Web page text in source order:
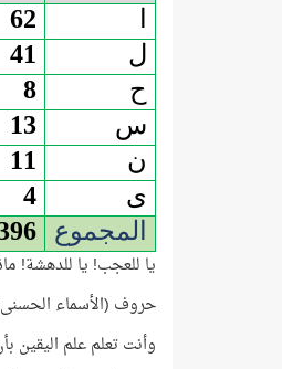
62
ل
41
ح
8
س
13
ن
11
ى
4
المجموع
يا للعجب! يا للدهشة!
حروف (الأسماء
وأنت تعلم علم اليقين